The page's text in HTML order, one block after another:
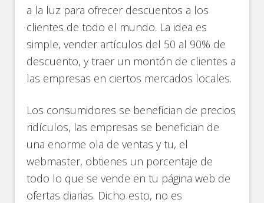
a la luz para ofrecer descuentos a los
clientes de todo el mundo. La idea es
simple, vender artículos del 50 al 90% de
descuento, y traer un montón de clientes a
las empresas en ciertos mercados locales.
Los consumidores se benefician de precios
ridículos, las empresas se benefician de
una enorme ola de ventas y tu, el
webmaster, obtienes un porcentaje de
todo lo que se vende en tu página web de
ofertas diarias. Dicho esto, no es